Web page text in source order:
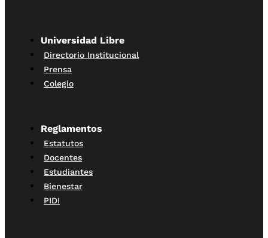
Universidad Libre
Directorio Institucional
Prensa
Colegio
Reglamentos
Estatutos
Docentes
Estudiantes
Bienestar
PIDI